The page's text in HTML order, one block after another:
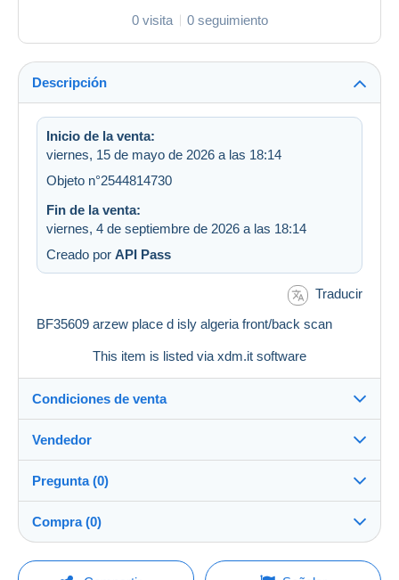
0 visita 0 seguimiento
Descripción
Inicio de la venta:
viernes, 15 de mayo de 2026 a las 18:14
Objeto n°2544814730
Fin de la venta:
viernes, 4 de septiembre de 2026 a las 18:14
Creado por API Pass
Traducir
BF35609 arzew place d isly algeria front/back scan
This item is listed via xdm.it software
Condiciones de venta
Envío tras el pago dentro de los 14 días
Gastos de devolución a cargo del
Vendedor
postcardschef202599%(372x)
PRO
Tienda
Pregunta (0)
Para hacer una pregunta, debe iniciar una
Compra (0)
Última actualización: 16:56:22